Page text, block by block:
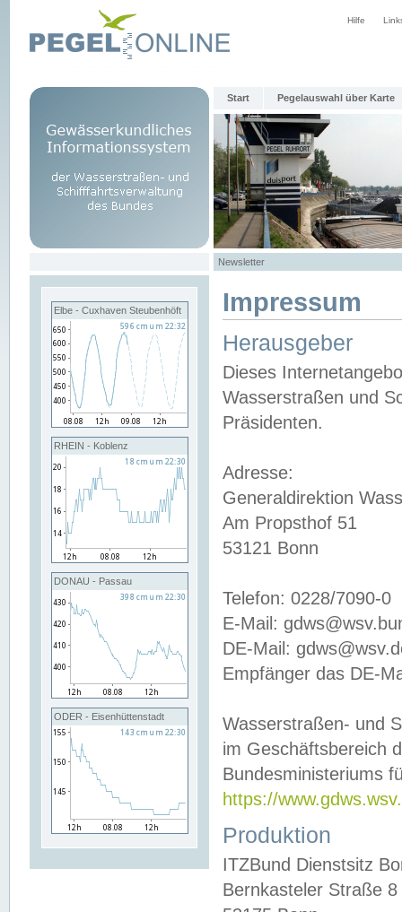
Hilfe
Start Pegelauswahl über Karte
Newsletter
Elbe - Cuxhaven Steubenhöft
RHEIN - Koblenz
DONAU - Passau
ODER - Eisenhüttenstadt
Impressum
Herausgeber
Dieses
Wasserstraßen und
Präsidenten.
Adresse:
Generaldirektion
Am Propsthof 51
53121 Bonn
Telefon: 0228/7090-0
E-Mail:
DE-Mail:
Empfänger das DE-
Wasserstraßen- und
im Geschäftsbereich
Bundesministeriums
https://
Produktion
ITZBund Dienstsitz
Bernkasteler Straße 8